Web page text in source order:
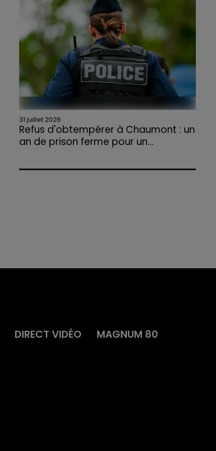
agriculteurs volontaires pour venir en aide...
31 juillet 2026
Refus d'obtempérer à Chaumont : un
an de prison ferme pour un...
l'annulation de son permis et la confiscation
DIRECT VIDÉO
MAGNUM 80